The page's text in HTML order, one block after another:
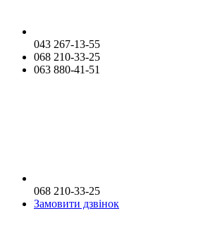
043 267-13-55
068 210-33-25
063 880-41-51
068 210-33-25
Замовити дзвінок